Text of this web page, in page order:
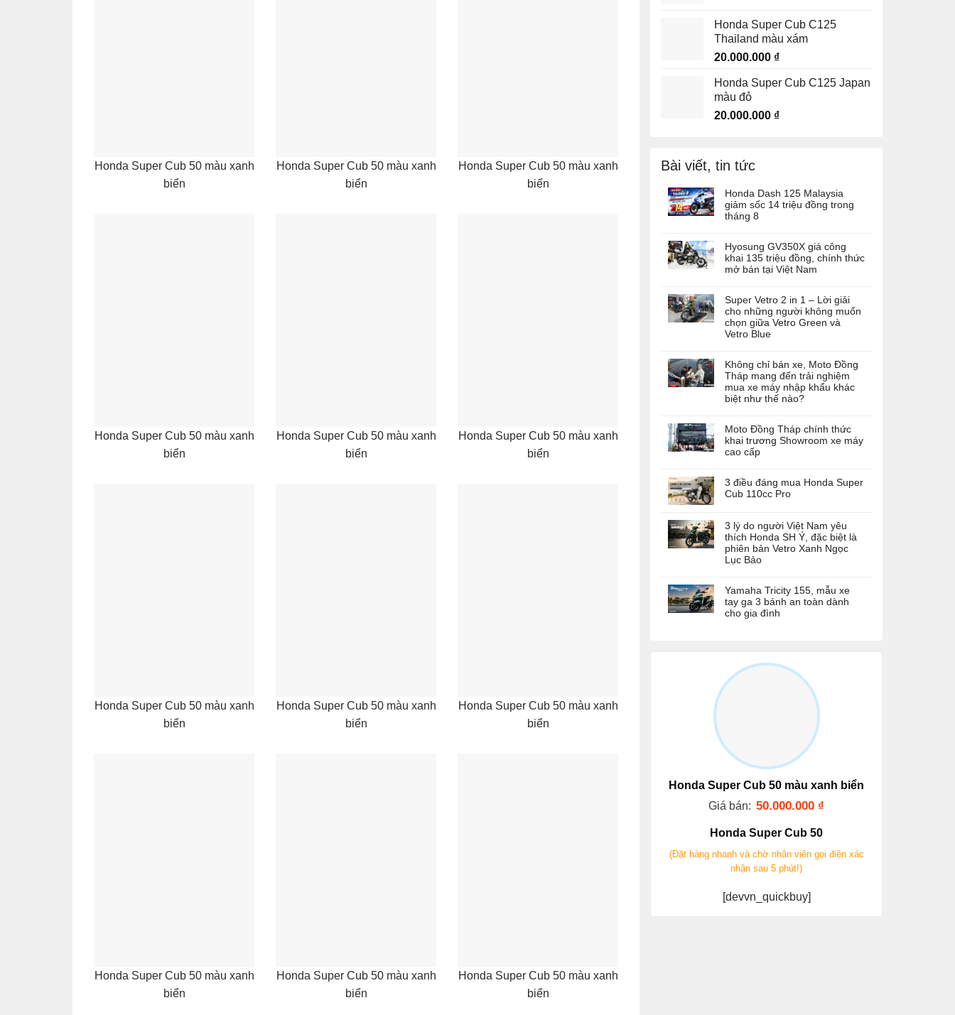
Honda Super Cub 50 màu xanh
biển
Honda Super Cub 50 màu xanh
biển
Honda Super Cub 50 màu xanh
biển
Honda Super Cub 50 màu xanh
biển
Honda Super Cub 50 màu xanh
biển
Honda Super Cub 50 màu xanh
biển
Honda Super Cub 50 màu xanh
biển
Honda Super Cub 50 màu xanh
biển
Honda Super Cub 50 màu xanh
biển
Honda Super Cub 50 màu xanh
biển
Honda Super Cub 50 màu xanh
biển
Honda Super Cub 50 màu xanh
biển
Honda Super Cub C125
Thailand màu xám
20.000.000 ₫
Honda Super Cub C125 Japan
màu đỏ
20.000.000 ₫
Bài viết, tin tức
Honda Dash 125 Malaysia
giảm sốc 14 triệu đồng trong
tháng 8
Hyosung GV350X giá công
khai 135 triệu đồng, chính thức
mở bán tại Việt Nam
Super Vetro 2 in 1 – Lời giải
cho những người không muốn
chọn giữa Vetro Green và
Vetro Blue
Không chỉ bán xe, Moto Đồng
Tháp mang đến trải nghiệm
mua xe máy nhập khẩu khác
biệt như thế nào?
Moto Đồng Tháp chính thức
khai trương Showroom xe máy
cao cấp
3 điều đáng mua Honda Super
Cub 110cc Pro
3 lý do người Việt Nam yêu
thích Honda SH Ý, đặc biệt là
phiên bản Vetro Xanh Ngọc
Lục Bảo
Yamaha Tricity 155, mẫu xe
tay ga 3 bánh an toàn dành
cho gia đình
Honda Super Cub 50 màu xanh biển
Giá bán: 50.000.000 ₫
Honda Super Cub 50
(Đặt hàng nhanh và chờ nhân viên gọi điện xác
nhận sau 5 phút!)
[devvn_quickbuy]